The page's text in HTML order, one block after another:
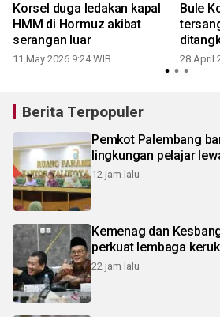
Korsel duga ledakan kapal
HMM di Hormuz akibat
serangan luar
11 May 2026 9:24 WIB
Bule
28 April
Berita Terpopuler
Pemkot Palembang
lingkungan pelajar
12 jam lalu
Kemenag dan
perkuat lembaga
22 jam lalu